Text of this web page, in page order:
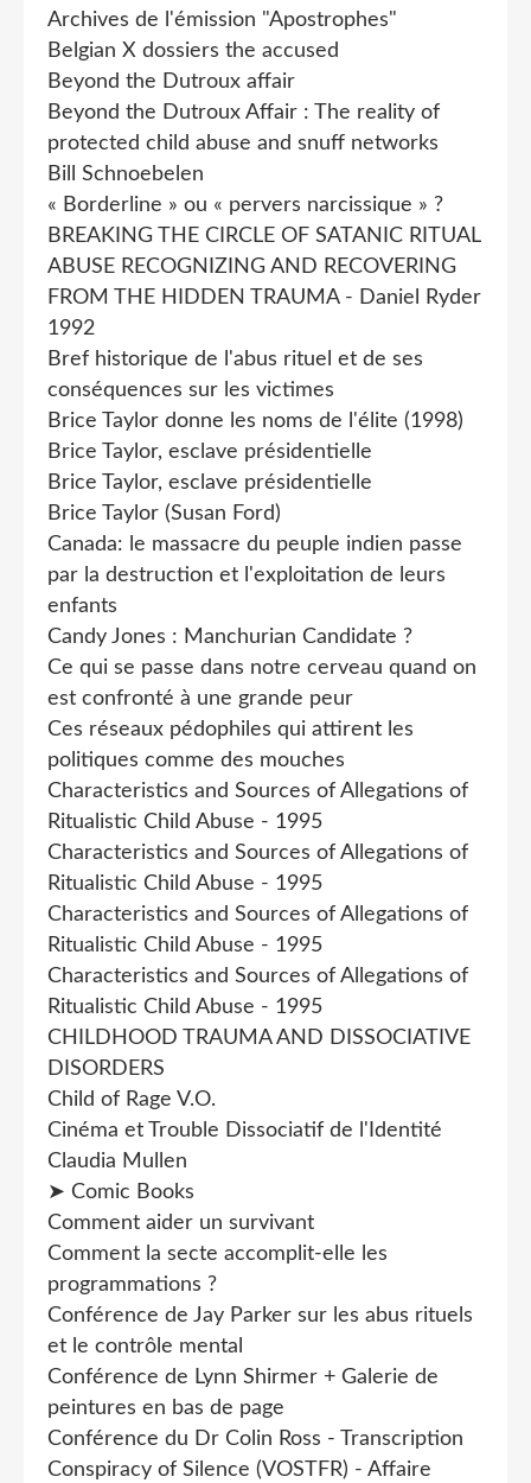
Archives de l'émission "Apostrophes"
Belgian X dossiers the accused
Beyond the Dutroux affair
Beyond the Dutroux Affair : The reality of
protected child abuse and snuff networks
Bill Schnoebelen
« Borderline » ou « pervers narcissique » ?
BREAKING THE CIRCLE OF SATANIC RITUAL
ABUSE RECOGNIZING AND RECOVERING
FROM THE HIDDEN TRAUMA - Daniel Ryder
1992
Bref historique de l'abus rituel et de ses
conséquences sur les victimes
Brice Taylor donne les noms de l'élite (1998)
Brice Taylor, esclave présidentielle
Brice Taylor, esclave présidentielle
Brice Taylor (Susan Ford)
Canada: le massacre du peuple indien passe
par la destruction et l'exploitation de leurs
enfants
Candy Jones : Manchurian Candidate ?
Ce qui se passe dans notre cerveau quand on
est confronté à une grande peur
Ces réseaux pédophiles qui attirent les
politiques comme des mouches
Characteristics and Sources of Allegations of
Ritualistic Child Abuse - 1995
Characteristics and Sources of Allegations of
Ritualistic Child Abuse - 1995
Characteristics and Sources of Allegations of
Ritualistic Child Abuse - 1995
Characteristics and Sources of Allegations of
Ritualistic Child Abuse - 1995
CHILDHOOD TRAUMA AND DISSOCIATIVE
DISORDERS
Child of Rage V.O.
Cinéma et Trouble Dissociatif de l'Identité
Claudia Mullen
➤ Comic Books
Comment aider un survivant
Comment la secte accomplit-elle les
programmations ?
Conférence de Jay Parker sur les abus rituels
et le contrôle mental
Conférence de Lynn Shirmer + Galerie de
peintures en bas de page
Conférence du Dr Colin Ross - Transcription
Conspiracy of Silence (VOSTFR) - Affaire